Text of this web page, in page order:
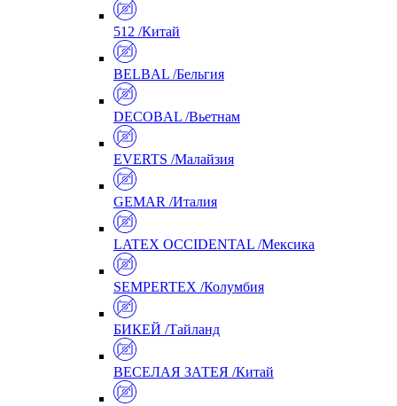
512 /Китай
BELBAL /Бельгия
DECOBAL /Вьетнам
EVERTS /Малайзия
GEMAR /Италия
LATEX OCCIDENTAL /Мексика
SEMPERTEX /Колумбия
БИКЕЙ /Тайланд
ВЕСЕЛАЯ ЗАТЕЯ /Китай